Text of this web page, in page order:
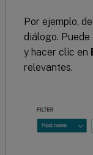
Por ejemplo,
diálogo.
y hacer clic en
relevantes.